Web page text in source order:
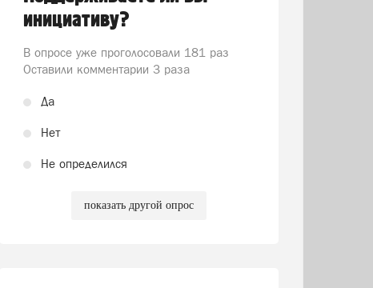
инициативу?
В опросе уже проголосовали 181 раз
Оставили комментарии 3 раза
Да
Нет
Не определился
показать другой опрос